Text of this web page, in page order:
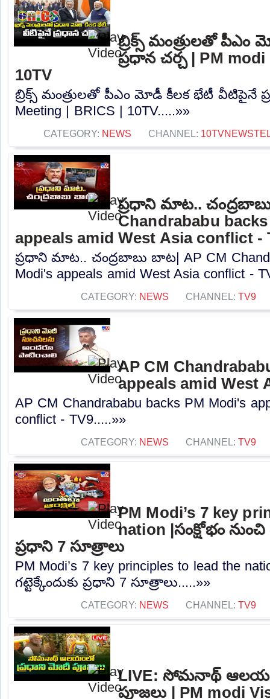
బ్రిక్స్ మంత్రులతో
ప్రధాన చర్చ | PM
10TV
బ్రిక్స్ మంత్రులతో పీఎం మోడీ కీలక భేటీ వీటిపైనే
Meeting | BRICS | 10TV.....»»
CATEGORY: NEWS CHANNEL:
ప్రధాని మాట..
Chandrababu
appeals amid West Asia conflict -
ప్రధాని మాట.. చంద్రబాబు బాట| AP CM
Modi's appeals amid West Asia conflict -
CATEGORY: NEWS CHANNEL: TV9
AP CM
appeals amid West
AP CM Chandrababu backs PM Modi's
conflict - TV9.....»»
CATEGORY: NEWS CHANNEL: TV9
PM Modi’s 7 key
nation |సంక్షోభం నుంచి
ప్రధాని 7 సూత్రాలు
PM Modi’s 7 key principles to lead the
గట్టెక్కేందుకు ప్రధాని 7 సూత్రాలు.....»»
CATEGORY: NEWS CHANNEL: TV9
LIVE: సోమనాథ్‌
పూజలు | PM modi